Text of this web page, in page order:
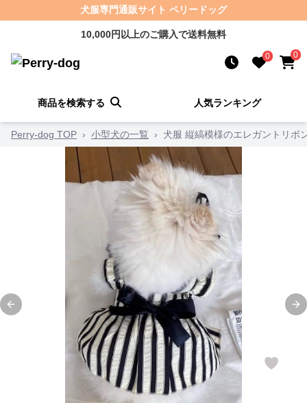
犬服専門通販サイト ペリードッグ
10,000円以上のご購入で送料無料
0 0
商品を検索する 人気ランキング
Perry-dog TOP › 小型犬の一覧 › 犬服 縦縞模様のエレガントリボ
Previous slide